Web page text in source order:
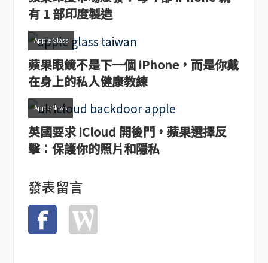
有 1 部印度製造
Apple Glass
蘋果眼鏡不是下一個 iPhone，而是你戴
在身上的私人健康教練
Apple News
英國要求 iCloud 開後門，蘋果選擇反
擊：保護你的照片和隱私
發表留言